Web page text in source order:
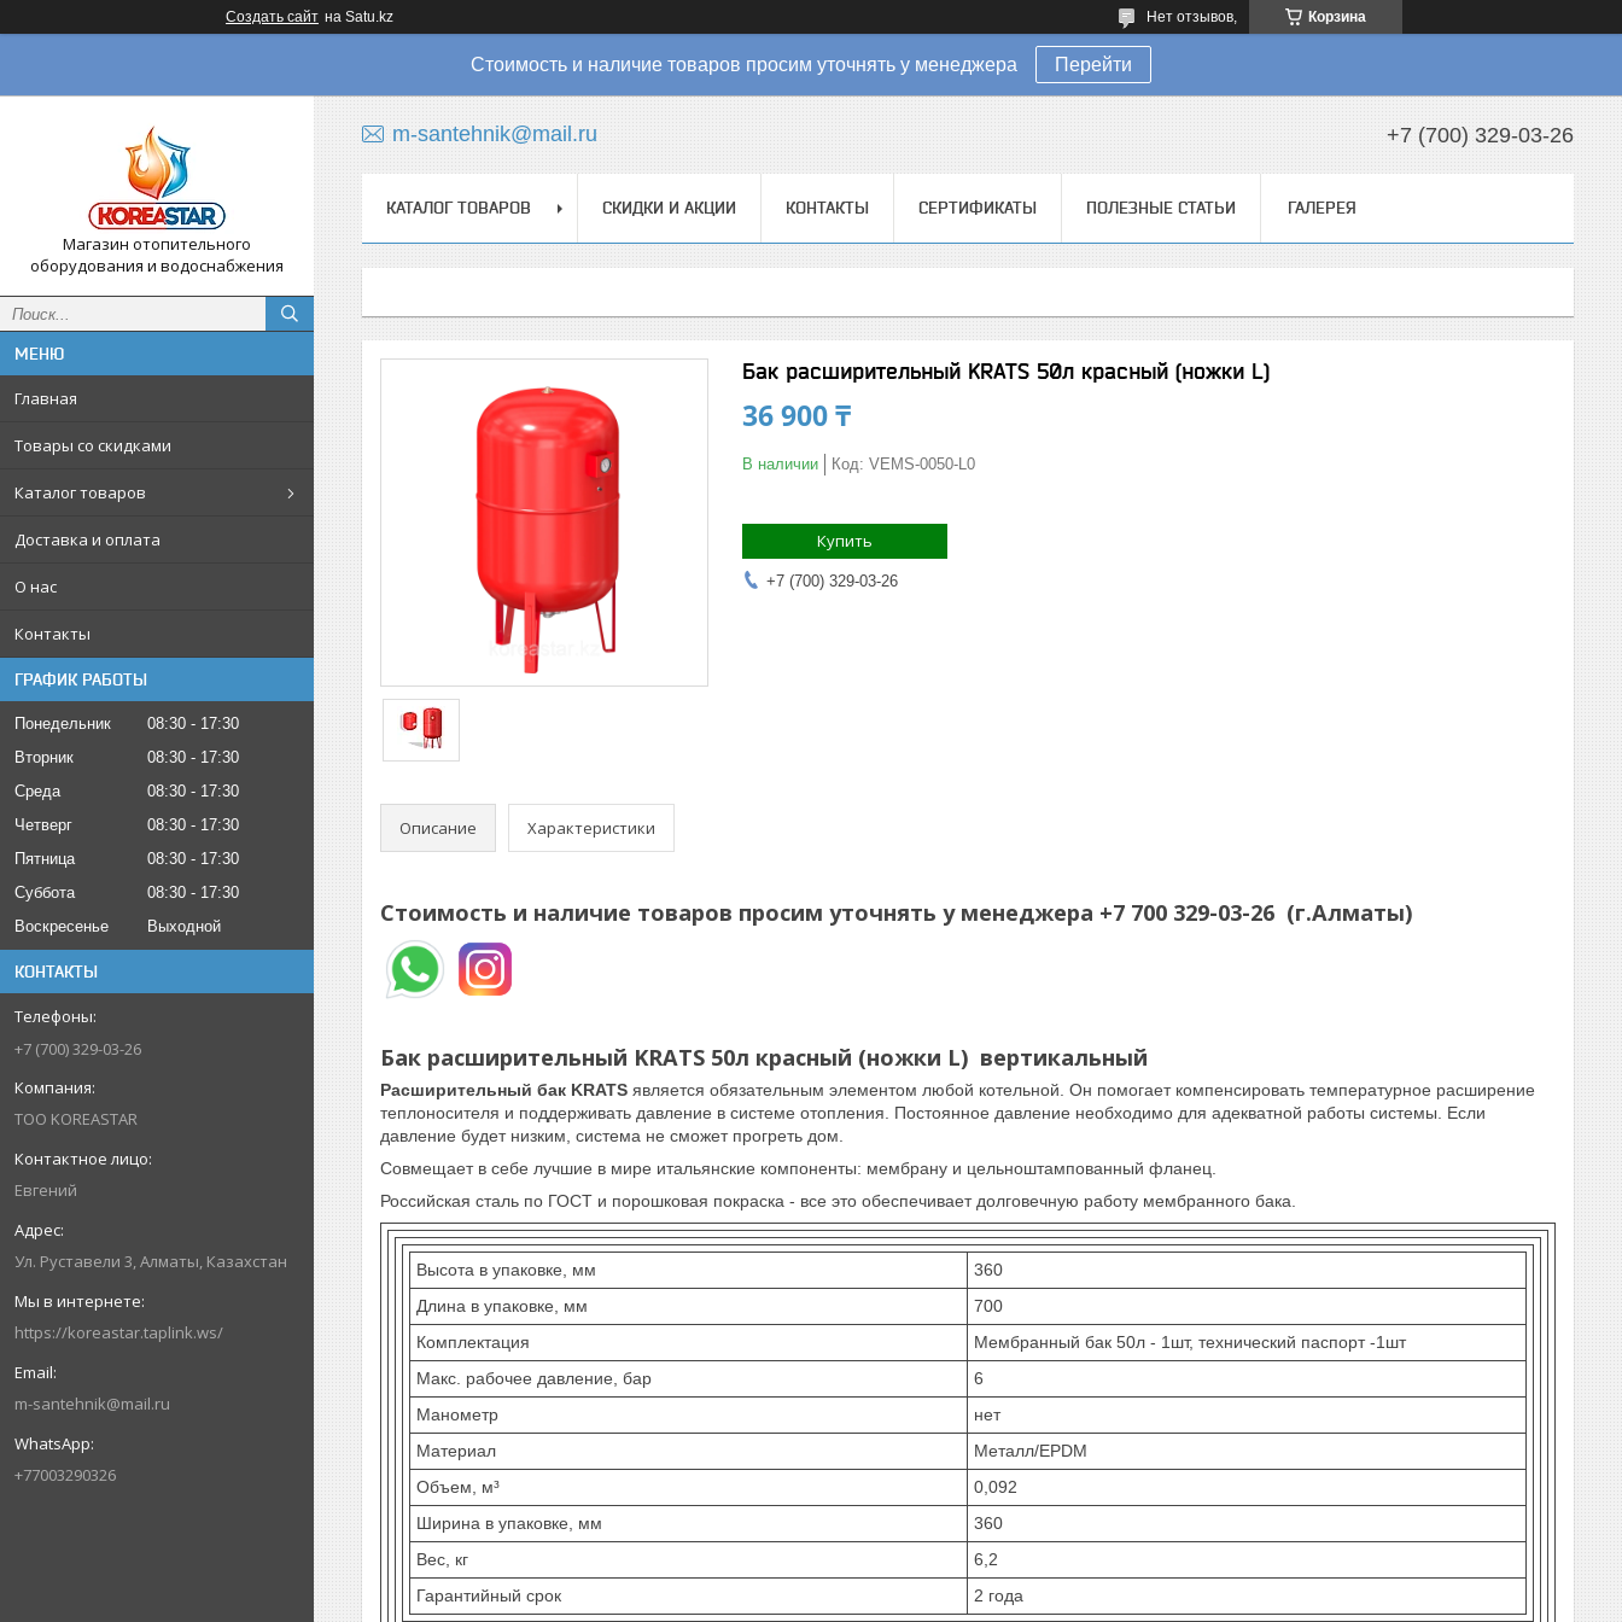
Создать сайт на Satu.kz Корзина
Нет отзывов,
Стоимость и наличие товаров просим уточнять у менеджера Перейти
Магазин отопительного
оборудования и водоснабжения
Главная
Товары со скидками
Каталог товаров
Доставка и оплата
О нас
Контакты
ГРАФИК РАБОТЫ
Понедельник 08:30
17:30
Вторник
08:30
17:30
Среда
08:30
17:30
Четверг
08:30
17:30
Пятница
08:30
17:30
Суббота
08:30
17:30
Воскресенье
Выходной
КОНТАКТЫ
+7 (700) 329-03-26
ТОО KOREASTAR
Евгений
Ул. Руставели 3, Алматы, Казахстан
https://koreastar.taplink.ws/
m-santehnik@mail.ru
+77003290326
m-santehnik@mail.ru +7 (700) 329-03-26
КАТАЛОГ ТОВАРОВ СКИДКИ И АКЦИИ КОНТАКТЫ СЕРТИФИКАТЫ ПОЛЕЗНЫЕ СТАТЬИ ГАЛЕРЕЯ
Бак расширительный KRATS 50л красный (ножки L)
36 900 ₸
В наличии Код: VEMS-0050-L0
Купить
+7 (700) 329-03-26
Описание Характеристики
Стоимость и наличие товаров просим уточнять у менеджера +7 700 329-03-26 (г.Алматы)
Бак расширительный KRATS 50л красный (ножки L) вертикальный
Расширительный бак KRATS является обязательным элементом любой котельной. Он помогает компенсировать температурное расширение
теплоносителя и поддерживать давление в системе отопления. Постоянное давление необходимо для адекватной работы системы. Если
давление будет низким, система не сможет прогреть дом.
Совмещает в себе лучшие в мире итальянские компоненты: мембрану и цельноштампованный фланец.
Российская сталь по ГОСТ и порошковая покраска - все это обеспечивает долговечную работу мембранного бака.
Высота в упаковке, мм
360
Длина в упаковке, мм
700
Комплектация
Мембранный бак 50л - 1шт, технический паспорт -1шт
Макс. рабочее давление, бар
6
Манометр
нет
Материал
Металл/EPDM
Объем, м³
0,092
Ширина в упаковке, мм
360
Вес, кг
6,2
Гарантийный срок
2 года